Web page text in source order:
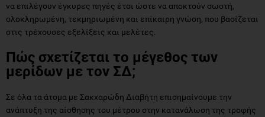
να επιλέγουν έγκυρες πηγές έτσι ώστε να αποκτούν σωστή,
ολοκληρωμένη, τεκμηριωμένη και επίκαιρη γνώση, που βασίζεται
στις τρέχουσες εξελίξεις και μελέτες.
Πώς σχετίζεται το μέγεθος των
μερίδων με τον ΣΔ;
Σε όλα τα άτομα με Σακχαρώδη Διαβήτη επισημαίνουμε την
ανάπτυξη της αίσθησης του μέτρου στην κατανάλωση της τροφής